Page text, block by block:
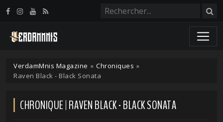
VerdamMnis Magazine » Chroniques »
Raven Black - Black Sonata
CHRONIQUE | RAVEN BLACK - BLACK SONATA
Panneau de gestion des cookies